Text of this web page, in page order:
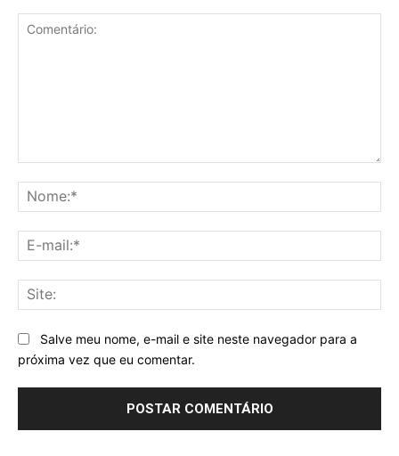
Salve meu nome, e-mail e site neste navegador para a
próxima vez que eu comentar.